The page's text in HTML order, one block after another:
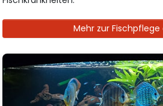
Mehr zur